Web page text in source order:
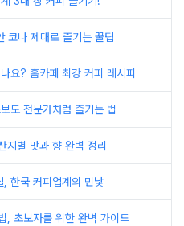
코나 제대로 즐기는 꿀팁
요? 홈카페 최강 커피 레시피
도 전문가처럼 즐기는 법
지별 맛과 향 완벽 정리
, 한국 커피업계의 민낯
, 초보자를 위한 완벽 가이드